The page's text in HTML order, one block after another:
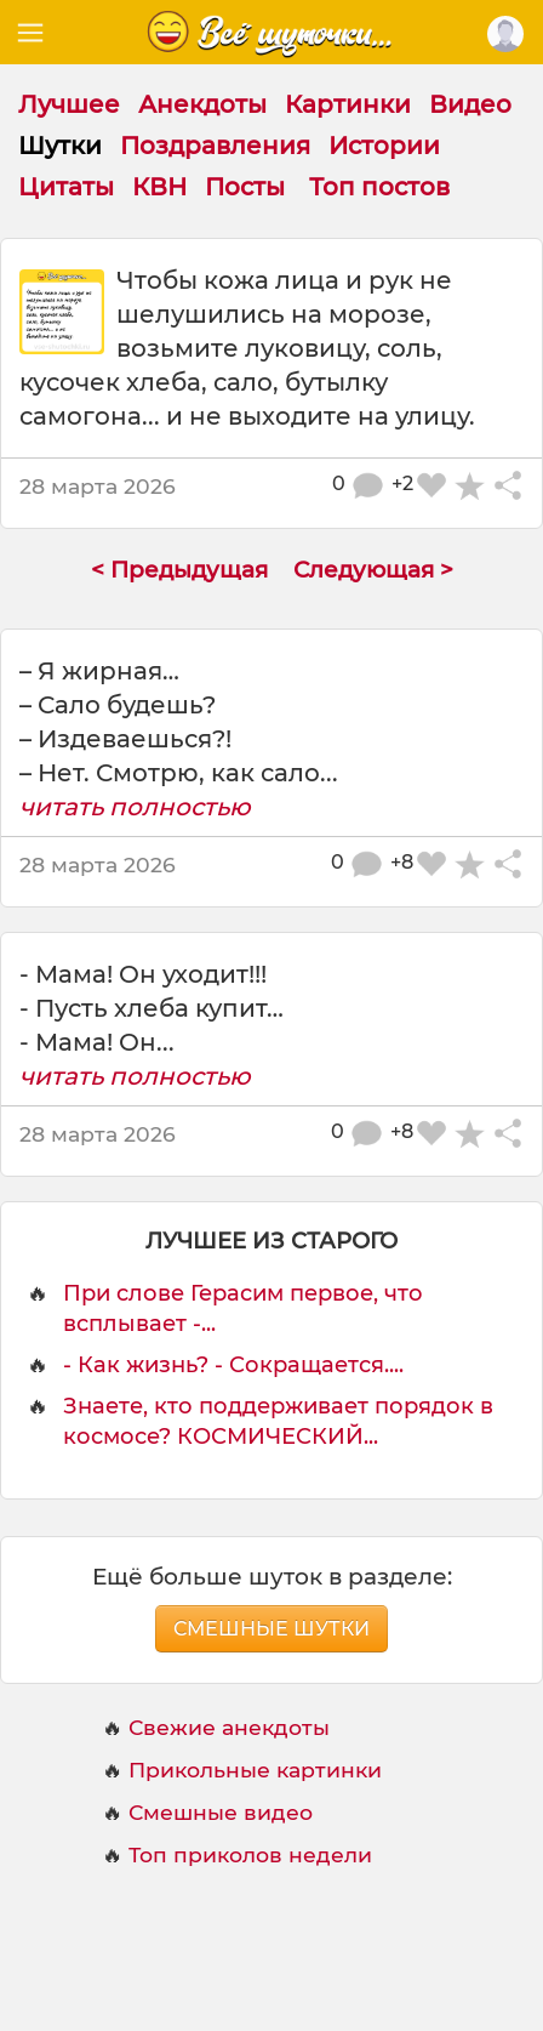
Лучшее Анекдоты Картинки
Видео
Шутки
Поздравления
Истории
Цитаты
КВН Посты Топ постов
ы
а
Чтобы кожа лица и рук не
шелушились на морозе,
возьмите луковицу, соль,
кусочек хлеба, сало, бутылку
самогона... и не выходите на улицу.
28 марта 2026 +2
0
< Предыдущая Следующая >
– Я жирная…
– Сало будешь?
– Издеваешься?!
– Нет. Смотрю, как сало...
читать полностью
28 марта 2026 +8
0
- Мама! Он уходит!!!
- Пусть хлеба купит…
- Мама! Он...
читать полностью
28 марта 2026 +8
0
ЛУЧШЕЕ ИЗ СТАРОГО
🔥
При слове Герасим первое, что
всплывает -...
🔥
- Как жизнь? - Сокращается....
🔥
Знаете, кто поддерживает порядок в
космосе? КОСМИЧЕСКИЙ...
Ещё больше шуток в разделе:
СМЕШНЫЕ ШУТКИ
🔥 Свежие анекдоты
🔥 Прикольные картинки
🔥 Смешные видео
🔥 Топ приколов недели